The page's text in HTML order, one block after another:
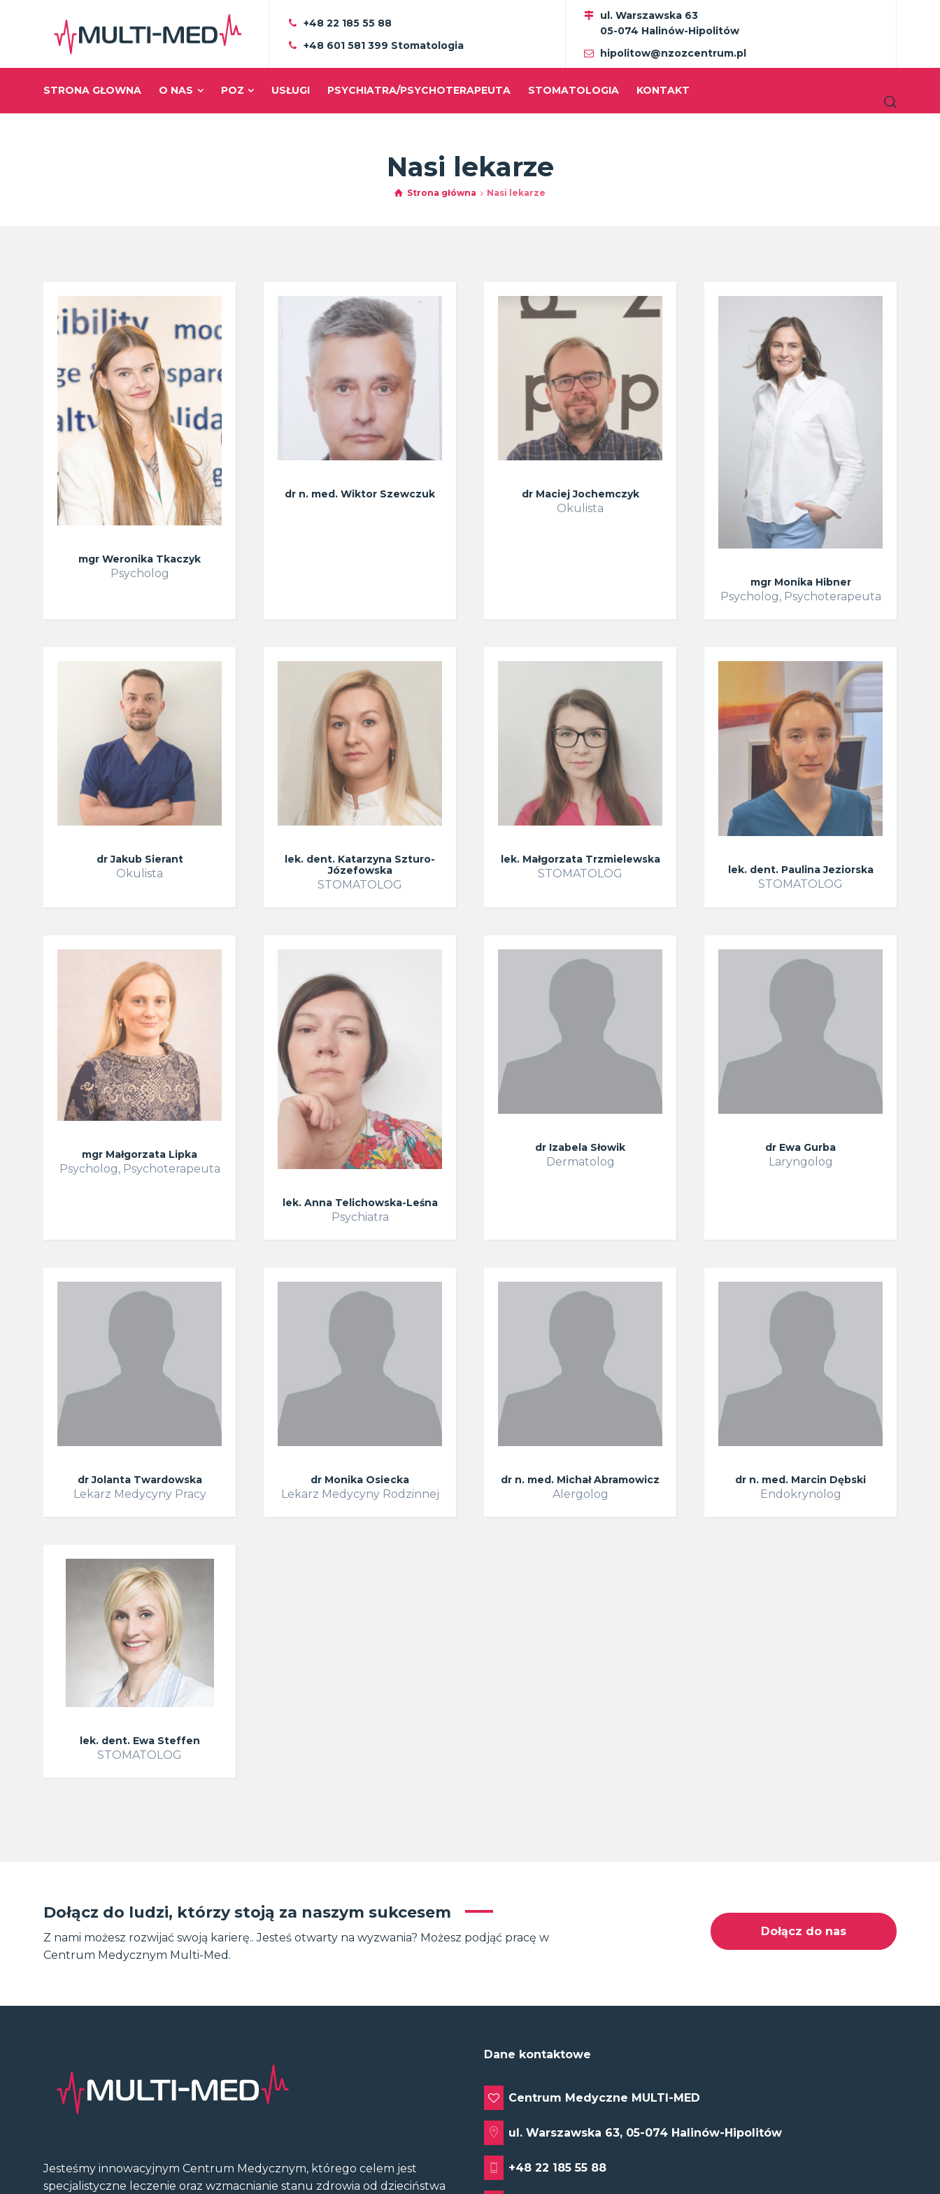
+48 22 185 55 88
+48 601 581 399 Stomatologia
ul. Warszawska 63
05-074 Halinów-Hipolitów
hipolitow@nzozcentrum.pl
STRONA GŁOWNA O NAS POZ USŁUGI PSYCHIATRA/PSYCHOTERAPEUTA STOMATOLOGIA KONTAKT
Nasi lekarze
Strona główna Nasi lekarze
mgr Weronika Tkaczyk
Psycholog
dr n. med. Wiktor Szewczuk dr Maciej Jochemczyk
Okulista
mgr Monika Hibner
Psycholog, Psychoterapeuta
dr Jakub Sierant
Okulista
lek. dent. Katarzyna Szturo-
Józefowska
STOMATOLOG
lek. Małgorzata Trzmielewska
STOMATOLOG lek. dent. Paulina Jeziorska
STOMATOLOG
mgr Małgorzata Lipka
Psycholog, Psychoterapeuta
lek. Anna Telichowska-Leśna
Psychiatra
dr Izabela Słowik
Dermatolog
dr Ewa Gurba
Laryngolog
dr Jolanta Twardowska
Lekarz Medycyny Pracy
dr Monika Osiecka
Lekarz Medycyny Rodzinnej
dr n. med. Michał Abramowicz
Alergolog
dr n. med. Marcin Dębski
Endokrynolog
lek. dent. Ewa Steffen
STOMATOLOG
Dołącz do ludzi, którzy stoją za naszym sukcesem
Z nami możesz rozwijać swoją karierę.. Jesteś otwarty na wyzwania? Możesz podjąć pracę w
Centrum Medycznym Multi-Med.
Dołącz do nas
Jesteśmy innowacyjnym Centrum Medycznym, którego celem jest
specjalistyczne leczenie oraz wzmacnianie stanu zdrowia od dzieciństwa
Dane kontaktowe
Centrum Medyczne MULTI-MED
ul. Warszawska 63, 05-074 Halinów-Hipolitów
+48 22 185 55 88